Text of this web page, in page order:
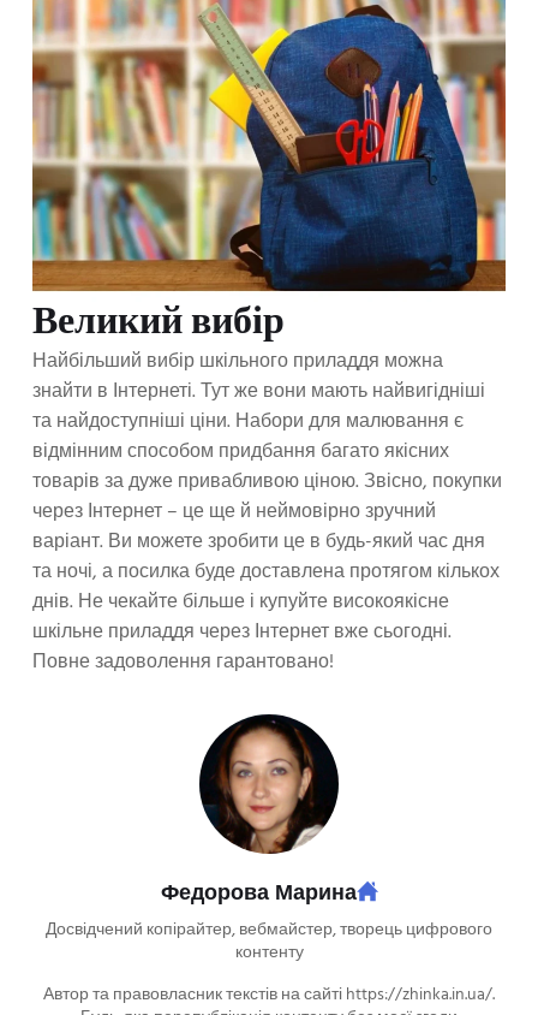
Великий вибір
Найбільший вибір шкільного приладдя можна
знайти в Інтернеті. Тут же вони мають найвигідніші
та найдоступніші ціни. Набори для малювання є
відмінним способом придбання багато якісних
товарів за дуже привабливою ціною. Звісно, ​​покупки
через Інтернет – це ще й неймовірно зручний
варіант. Ви можете зробити це в будь-який час дня
та ночі, а посилка буде доставлена ​​протягом кількох
днів. Не чекайте більше і купуйте високоякісне
шкільне приладдя через Інтернет вже сьогодні.
Повне задоволення гарантовано!
Федорова Марина
Досвідчений копірайтер, вебмайстер, творець цифрового
контенту
Автор та правовласник текстів на сайті https://zhinka.in.ua/.